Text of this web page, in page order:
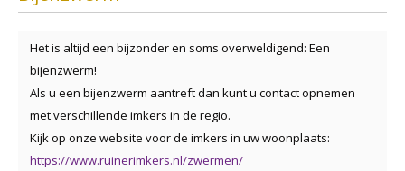
Het is altijd een bijzonder en soms overweldigend: Een
bijenzwerm!
Als u een bijenzwerm aantreft dan kunt u contact opnemen
met verschillende imkers in de regio.
Kijk op onze website voor de imkers in uw woonplaats:
https://www.ruinerimkers.nl/zwermen/